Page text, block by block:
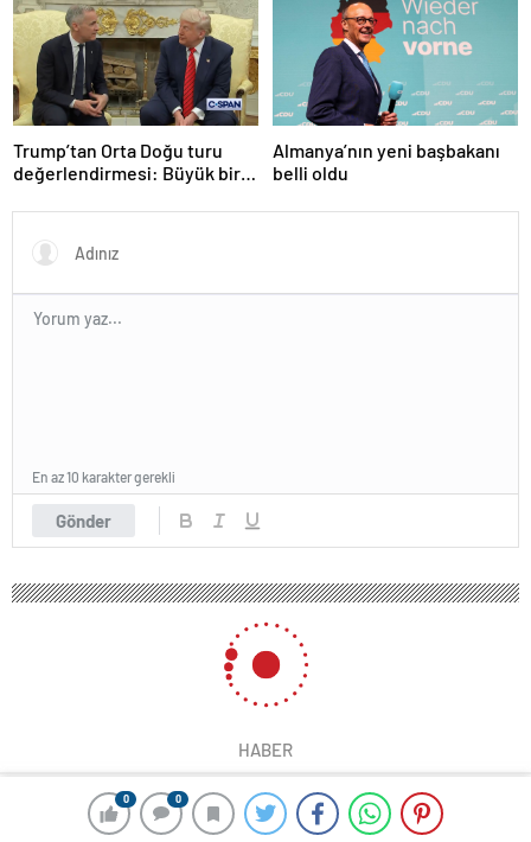
0 0
Trump’tan Orta Doğu turu
değerlendirmesi: Büyük bir
Almanya’nın yeni başbakanı
belli oldu
Gönder
En az 10 karakter gerekli
HABER